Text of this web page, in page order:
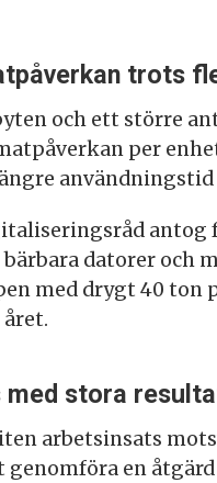
trots
och ett större
per
datorer och
med drygt 40 ton
med stora
arbetsinsats
en